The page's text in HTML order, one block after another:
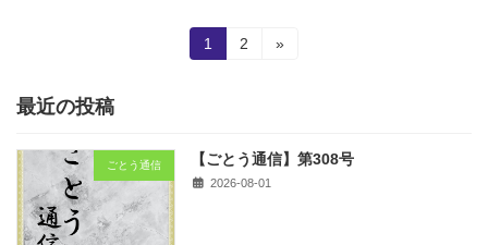
の
ペ
ー
ジ
固
定
1
固
2 »
最近の投稿
ごとう通信 【ごとう通信】第308号
2026-08-01